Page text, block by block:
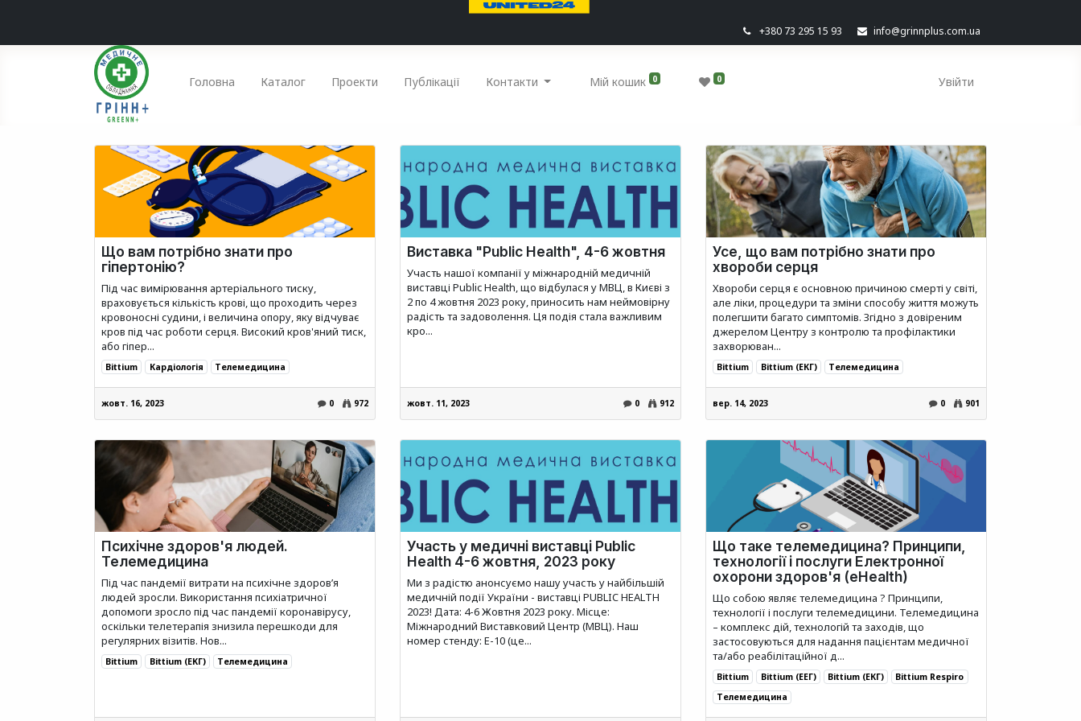
+380 73 295 15 93 info@grinnplus.com.ua
Головна Каталог Проекти Публікації Контакти Мій кошик 0 0 Увійти
Що вам потрібно знати про
гіпертонію?
Під час вимірювання артеріального тиску,
враховується кількість крові, що проходить через
кровоносні судини, і величина опору, яку відчуває
кров під час роботи серця. Високий кров'яний тиск,
або гіпер...
Bittium Кардіологія Телемедицина
жовт. 16, 2023 0 972
Виставка "Public Health", 4-6 жовтня
Участь нашої компанії у міжнародній медичній
виставці Public Health, що відбулася у МВЦ, в Києві з
2 по 4 жовтня 2023 року, приносить нам неймовірну
радість та задоволення. Ця подія стала важливим
кро...
жовт. 11, 2023 0 912
Усе, що вам потрібно знати про
хвороби серця
Хвороби серця є основною причиною смерті у світі,
але ліки, процедури та зміни способу життя можуть
полегшити багато симптомів. Згідно з довіреним
джерелом Центру з контролю та профілактики
захворюван...
Bittium Bittium (ЕКГ) Телемедицина
вер. 14, 2023 0 901
Психічне здоров'я людей.
Телемедицина
Під час пандемії витрати на психічне здоров’я
людей зросли. Використання психіатричної
допомоги зросло під час пандемії коронавірусу,
оскільки телетерапія знизила перешкоди для
регулярних візитів. Нов...
Bittium Bittium (ЕКГ) Телемедицина
Участь у медичні виставці Public
Health 4-6 жовтня, 2023 року
Ми з радістю анонсуємо нашу участь у найбільшій
медичній події України - виставці PUBLIC HEALTH
2023! Дата: 4-6 Жовтня 2023 року. Місце:
Міжнародний Виставковий Центр (МВЦ). Наш
номер стенду: E-10 (це...
Що таке телемедицина? Принципи,
технології і послуги Електронної
охорони здоров'я (eHealth)
Що собою являє телемедицина ? Принципи,
технології і послуги телемедицини. Телемедицина
– комплекс дій, технологій та заходів, що
застосовуються для надання пацієнтам медичної
та/або реабілітаційної д...
Bittium Bittium (ЕЕГ) Bittium (ЕКГ)
Bittium Respiro
Телемедицина